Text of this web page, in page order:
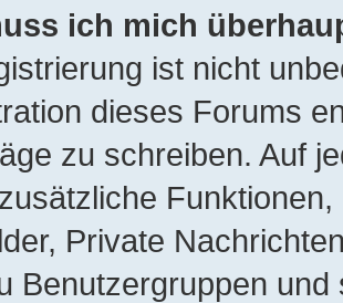
ich mich
ist nicht
dieses Forums
zu schreiben. Auf
Private
Benutzergruppen